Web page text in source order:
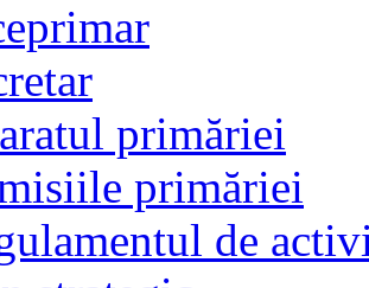
primăriei
primăriei
de